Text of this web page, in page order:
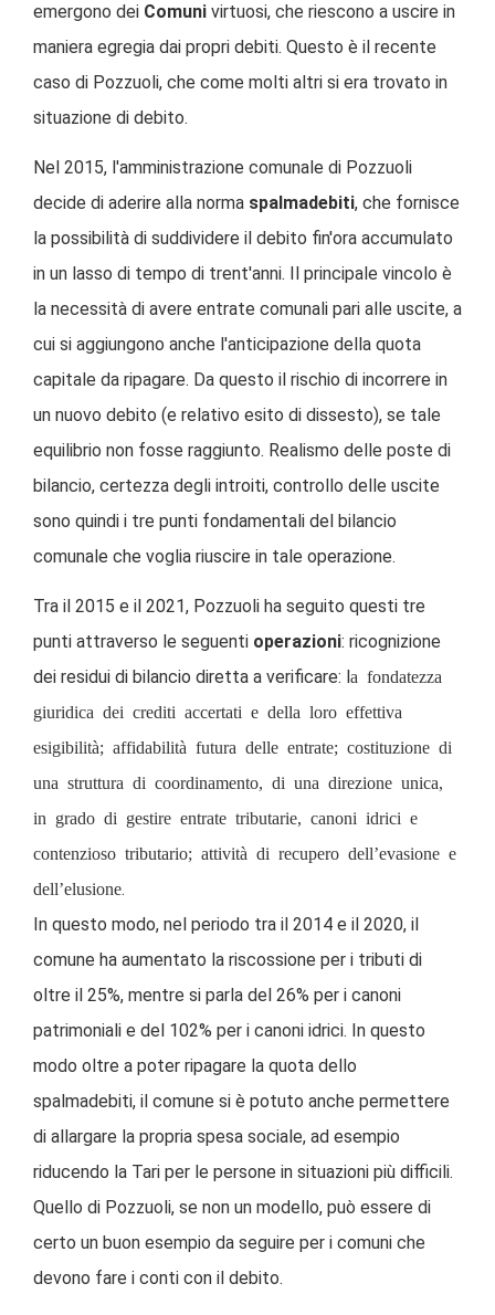
emergono dei Comuni virtuosi, che riescono a uscire in
maniera egregia dai propri debiti. Questo è il recente
caso di Pozzuoli, che come molti altri si era trovato in
situazione di debito.
Nel 2015, l'amministrazione comunale di Pozzuoli
decide di aderire alla norma spalmadebiti, che fornisce
la possibilità di suddividere il debito fin'ora accumulato
in un lasso di tempo di trent'anni. Il principale vincolo è
la necessità di avere entrate comunali pari alle uscite, a
cui si aggiungono anche l'anticipazione della quota
capitale da ripagare. Da questo il rischio di incorrere in
un nuovo debito (e relativo esito di dissesto), se tale
equilibrio non fosse raggiunto. Realismo delle poste di
bilancio, certezza degli introiti, controllo delle uscite
sono quindi i tre punti fondamentali del bilancio
comunale che voglia riuscire in tale operazione.
Tra il 2015 e il 2021, Pozzuoli ha seguito questi tre
punti attraverso le seguenti operazioni: ricognizione
dei residui di bilancio diretta a verificare: l a fondatezza
giuridica dei crediti accertati e della loro effettiva
esigibilità; affidabilità futura delle entrate; costituzione di
una struttura di coordinamento, di una direzione unica,
in grado di gestire entrate tributarie, canoni idrici e
contenzioso tributario; attività di recupero dell’evasione e
dell’elusione.
In questo modo, nel periodo tra il 2014 e il 2020, il
comune ha aumentato la riscossione per i tributi di
oltre il 25%, mentre si parla del 26% per i canoni
patrimoniali e del 102% per i canoni idrici. In questo
modo oltre a poter ripagare la quota dello
spalmadebiti, il comune si è potuto anche permettere
di allargare la propria spesa sociale, ad esempio
riducendo la Tari per le persone in situazioni più difficili.
Quello di Pozzuoli, se non un modello, può essere di
certo un buon esempio da seguire per i comuni che
devono fare i conti con il debito.